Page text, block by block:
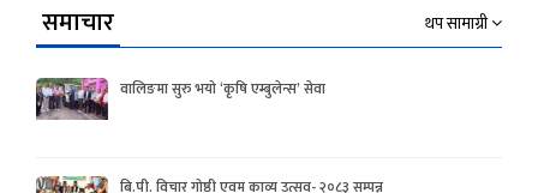
समाचार थप सामाग्री
वालिङमा सुरु भयो ‘कृषि एम्बुलेन्स’ सेवा
बि.पी. विचार गोष्ठी एवम काव्य उत्सव- २०८३ सम्पन्न